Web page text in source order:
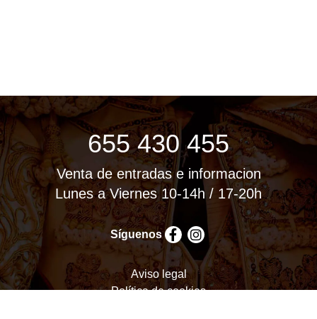
655 430 455
Venta de entradas e informacion
Lunes a Viernes 10-14h / 17-20h
Síguenos
Aviso legal
Política de cookies